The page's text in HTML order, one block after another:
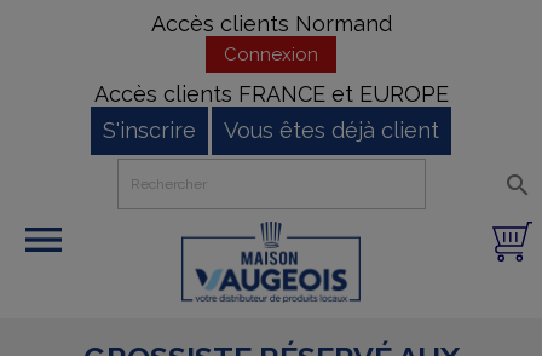
Accès clients Normand
Connexion
Accès clients FRANCE et EUROPE
S'inscrire
Vous êtes déjà client

